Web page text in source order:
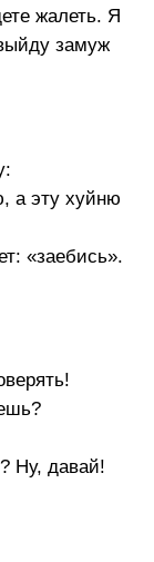
жалеть. Я
замуж
а эту хуйню
«заебись».
Ну, давай!